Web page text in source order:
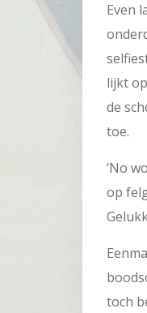
Even
lijkt
de
toe.
‘No
op
toch